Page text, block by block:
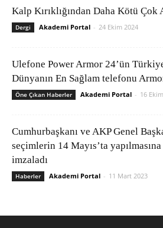
Kalp Kırıklığından Daha Kötü Çok
Dergi Akademi Portal - 24 Ekim 2024
Ulefone Power Armor 24’ün
Dünyanın En Sağlam telefonu
Öne Çıkan Haberler Akademi Portal - 16
Cumhurbaşkanı ve AKP Genel
seçimlerin 14 Mayıs’ta
imzaladı
Haberler Akademi Portal - 11 Mart 2023